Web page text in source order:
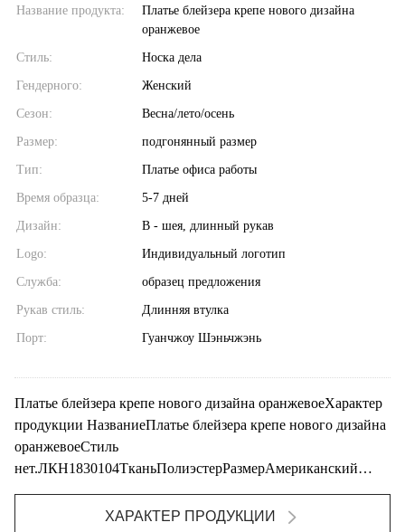
Название продукта:
Платье блейзера крепе нового дизайна
оранжевое
Стиль: Носка дела
Гендерного: Женский
Сезон: Весна/лето/осень
Размер: подгонянный размер
Тип: Платье офиса работы
Время образца: 5-7 дней
Дизайн: В - шея, длинный рукав
Logo: Индивидуальный логотип
Служба: образец предложения
Рукав стиль: Длинняя втулка
Порт: Гуанчжоу Шэньчжэнь
Платье блейзера крепе нового дизайна оранжевоеХарактер
продукции НазваниеПлатье блейзера крепе нового дизайна
оранжевоеСтиль
нет.ЛКН1830104ТканьПолиэстерРазмерАмериканский
ХАРАКТЕР ПРОДУКЦИИ